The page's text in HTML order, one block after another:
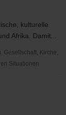
kulturelle
Afrika. Damit...
Gesellschaft, Kirche,
Situationen